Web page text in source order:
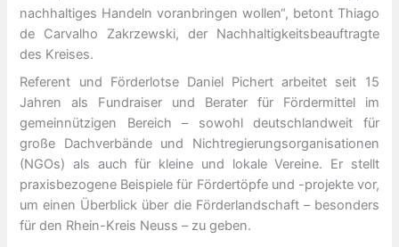
nachhaltiges Handeln voranbringen wollen“, betont Thiago
de Carvalho Zakrzewski, der Nachhaltigkeitsbeauftragte
des Kreises.
Referent und Förderlotse Daniel Pichert arbeitet seit 15
Jahren als Fundraiser und Berater für Fördermittel im
gemeinnützigen Bereich – sowohl deutschlandweit für
große Dachverbände und Nichtregierungsorganisationen
(NGOs) als auch für kleine und lokale Vereine. Er stellt
praxisbezogene Beispiele für Fördertöpfe und -projekte vor,
um einen Überblick über die Förderlandschaft – besonders
für den Rhein-Kreis Neuss – zu geben.